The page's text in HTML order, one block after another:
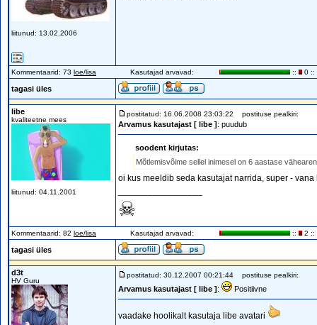
liitunud: 13.02.2006
Kommentaarid: 73 loe/lisa Kasutajad arvavad: :: 0 ::
tagasi üles
libe
kvaliteetne mees
liitunud: 04.11.2001
postitatud: 16.06.2008 23:03:22 postituse pealkiri:
Arvamus kasutajast [ libe ]: puudub
soodent kirjutas:
Mõtlemisvõime sellel inimesel on 6 aastase
oi kus meeldib seda kasutajat narrida, super -
☠
Kommentaarid: 82 loe/lisa Kasutajad arvavad: :: 2 ::
tagasi üles
d3t
HV Guru
postitatud: 30.12.2007 00:21:44 postituse pealkiri:
Arvamus kasutajast [ libe ]: Positiivne
vaadake hoolikalt kasutaja libe avatari